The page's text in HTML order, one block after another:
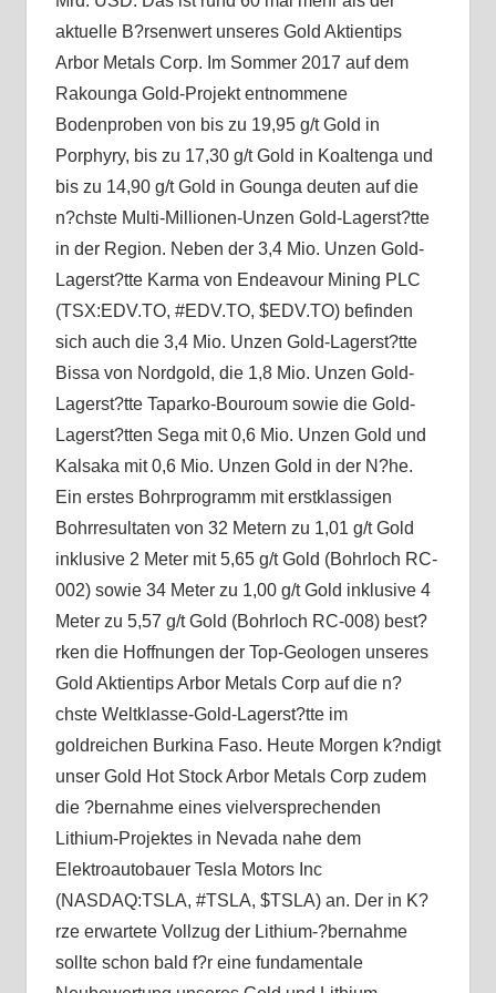
aktuelle B?rsenwert unseres Gold Aktientips
Arbor Metals Corp. Im Sommer 2017 auf dem
Rakounga Gold-Projekt entnommene
Bodenproben von bis zu 19,95 g/t Gold in
Porphyry, bis zu 17,30 g/t Gold in Koaltenga und
bis zu 14,90 g/t Gold in Gounga deuten auf die
n?chste Multi-Millionen-Unzen Gold-Lagerst?tte
in der Region. Neben der 3,4 Mio. Unzen Gold-
Lagerst?tte Karma von Endeavour Mining PLC
(TSX:EDV.TO, #EDV.TO, $EDV.TO) befinden
sich auch die 3,4 Mio. Unzen Gold-Lagerst?tte
Bissa von Nordgold, die 1,8 Mio. Unzen Gold-
Lagerst?tte Taparko-Bouroum sowie die Gold-
Lagerst?tten Sega mit 0,6 Mio. Unzen Gold und
Kalsaka mit 0,6 Mio. Unzen Gold in der N?he.
Ein erstes Bohrprogramm mit erstklassigen
Bohrresultaten von 32 Metern zu 1,01 g/t Gold
inklusive 2 Meter mit 5,65 g/t Gold (Bohrloch RC-
002) sowie 34 Meter zu 1,00 g/t Gold inklusive 4
Meter zu 5,57 g/t Gold (Bohrloch RC-008) best?
rken die Hoffnungen der Top-Geologen unseres
Gold Aktientips Arbor Metals Corp auf die n?
chste Weltklasse-Gold-Lagerst?tte im
goldreichen Burkina Faso. Heute Morgen k?ndigt
unser Gold Hot Stock Arbor Metals Corp zudem
die ?bernahme eines vielversprechenden
Lithium-Projektes in Nevada nahe dem
Elektroautobauer Tesla Motors Inc
(NASDAQ:TSLA, #TSLA, $TSLA) an. Der in K?
rze erwartete Vollzug der Lithium-?bernahme
sollte schon bald f?r eine fundamentale